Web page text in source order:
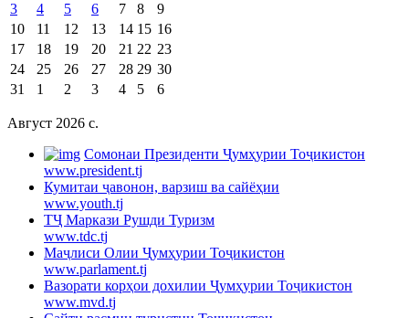
3
4 5 6 7 8
9
10
11 12 13 14 15 16
17
18 19 20 21 22 23
24
25 26 27 28 29 30
31
1 2 3 4 5 6
Август 2026 c.
Cомонаи Президенти Ҷумҳурии Тоҷикистон
www.president.tj
Кумитаи ҷавонон, варзиш ва сайёҳии
www.youth.tj
ТҶ Маркази Рушди Туризм
www.tdc.tj
Маҷлиси Олии Ҷумҳурии Тоҷикистон
www.parlament.tj
Вазорати корҳои дохилии Ҷумҳурии Тоҷикистон
www.mvd.tj